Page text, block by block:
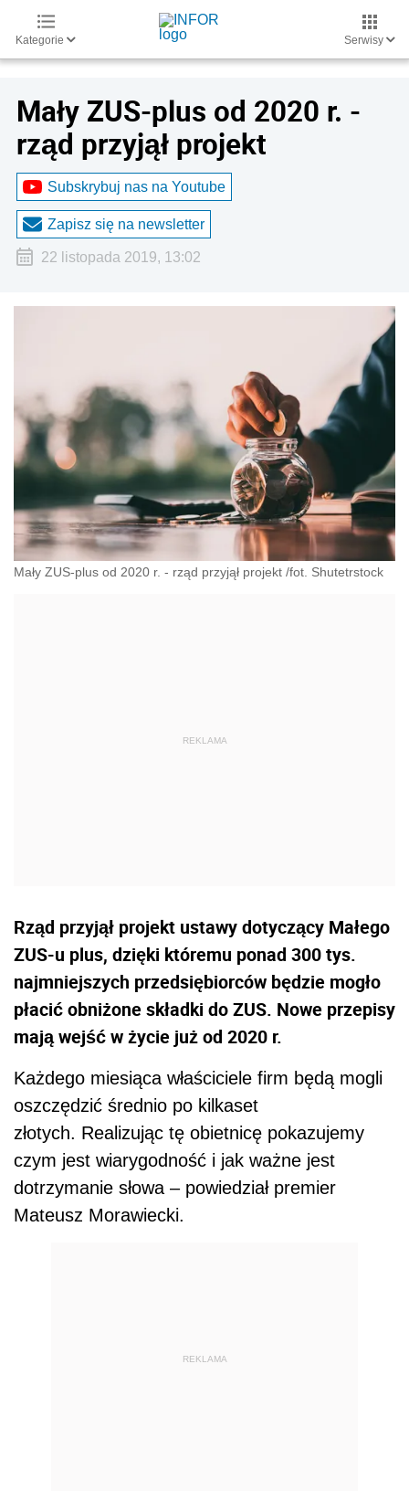
Kategorie Serwisy
Mały ZUS-plus od 2020 r. -
rząd przyjął projekt
Subskrybuj nas na Youtube
Zapisz się na newsletter
22 listopada 2019, 13:02
Mały ZUS-plus od 2020 r. - rząd przyjął projekt /fot. Shutetrstock
Rząd przyjął projekt ustawy dotyczący Małego
ZUS-u plus, dzięki któremu ponad 300 tys.
najmniejszych przedsiębiorców będzie mogło
płacić obniżone składki do ZUS. Nowe przepisy
mają wejść w życie już od 2020 r.
Każdego miesiąca właściciele firm będą mogli
oszczędzić średnio po kilkaset
złotych. Realizując tę obietnicę pokazujemy
czym jest wiarygodność i jak ważne jest
dotrzymanie słowa – powiedział premier
Mateusz Morawiecki.
REKLAMA